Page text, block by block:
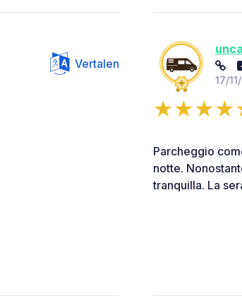
Vertalen
17/
Parcheggio
notte.
tranquilla. La